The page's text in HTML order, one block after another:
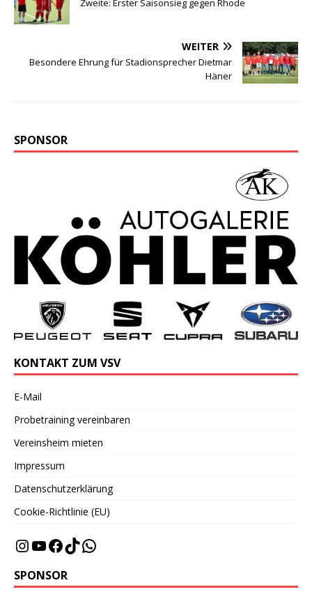
Zweite: Erster Saisonsieg gegen Rhode
WEITER
Besondere Ehrung für Stadionsprecher Dietmar
Häner
SPONSOR
KONTAKT ZUM VSV
E-Mail
Probetraining vereinbaren
Vereinsheim mieten
Impressum
Datenschutzerklärung
Cookie-Richtlinie (EU)
SPONSOR